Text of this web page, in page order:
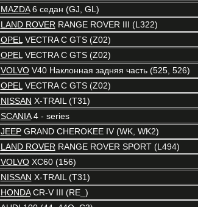
MAZDA6 седан (GJ, GL)
LAND ROVERRANGE ROVER III (L322)
OPELVECTRA C GTS (Z02)
OPELVECTRA C GTS (Z02)
VOLVOV40 Наклонная задняя часть (525, 526)
OPELVECTRA C GTS (Z02)
NISSAN X-TRAIL (T31)
SCANIA4 - series
JEEPGRAND CHEROKEE IV (WK, WK2)
LAND ROVERRANGE ROVER SPORT (L494)
VOLVOXC60 (156)
NISSAN X-TRAIL (T31)
HONDACR-V III (RE_)